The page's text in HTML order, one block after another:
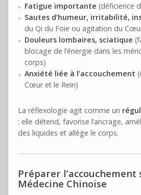
Fatigue importante (déficience
Sautes d’humeur, irritabilité,
du Qi du Foie ou agitation du
Douleurs lombaires, sciatique
blocage de l’énergie dans les
corps)
Anxiété liée à l’accouchement
Cœur et le Rein)
La réflexologie agit comme un
: elle détend, favorise l’ancrage,
des liquides et allège le corps.
Préparer l’accouchement
Médecine Chinoise